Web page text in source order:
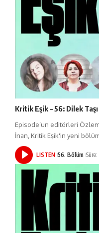
Kritik Eşik – 56: Dilek Taşı
Episode’un editörleri
İnan, Kritik Eşik'in yeni
LISTEN 56. Bölüm Süre: